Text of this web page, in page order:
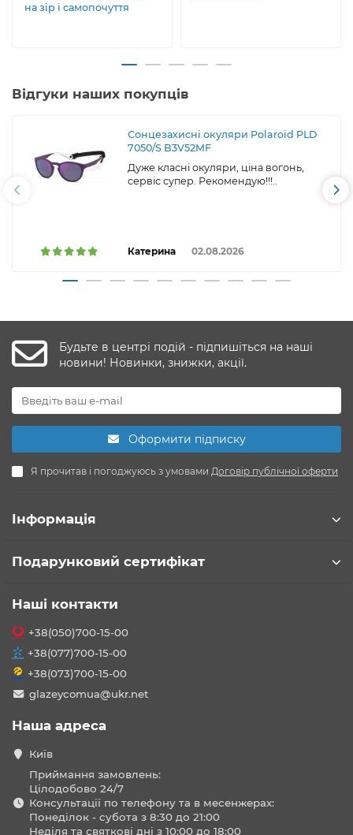
на зір і самопочуття
Відгуки наших покупців
Сонцезахисні окуляри Polaroid PLD
7050/S B3V52MF
Дуже класні окуляри, ціна вогонь,
сервіс супер. Рекомендую!!!..
Катерина 02.08.2026
Будьте в центрі подій - підпишіться на наші
новини! Новинки, знижки, акції.
Оформити підписку
Я прочитав і погоджуюсь з умовами Договір публічної оферти
Інформація
Подарунковий сертифікат
Наші контакти
+38(050)700-15-00
+38(077)700-15-00
+38(073)700-15-00
glazeycomua@ukr.net
Наша адреса
Київ
Приймання замовлень:
Цілодобово 24/7
Консультації по телефону та в месенжерах:
Понеділок - субота з 8:30 до 21:00
Неділя та святкові дні з 10:00 до 18:00